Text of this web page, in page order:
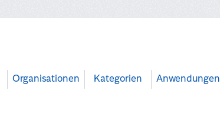
Organisationen Kategorien Anwendungen